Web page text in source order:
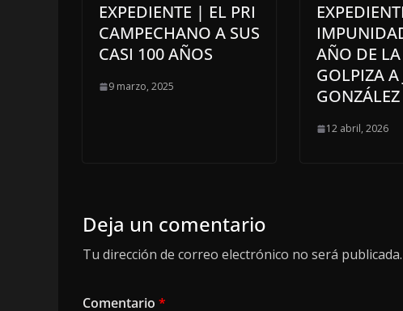
EXPEDIENTE | EL PRI
CAMPECHANO A SUS
CASI 100 AÑOS
9 marzo, 2025
AÑO DE
GOLPIZA A
GONZÁLEZ
12 abril, 2026
Deja un comentario
Tu dirección de correo electrónico no será publicada.
Comentario *